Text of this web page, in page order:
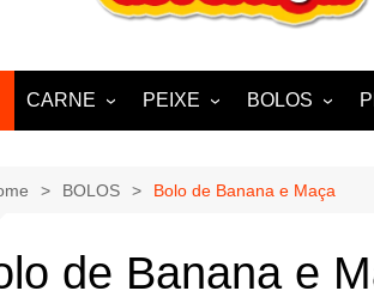
CARNE
FRANGO, PERÚ, PATO
PEIXE
POLVO, LULAS, CHOCO
BOLOS
BISCOITOS
PASTEIS,
CUPCAKES
BOLOS Bolo de Banana e Maça
de Banana e